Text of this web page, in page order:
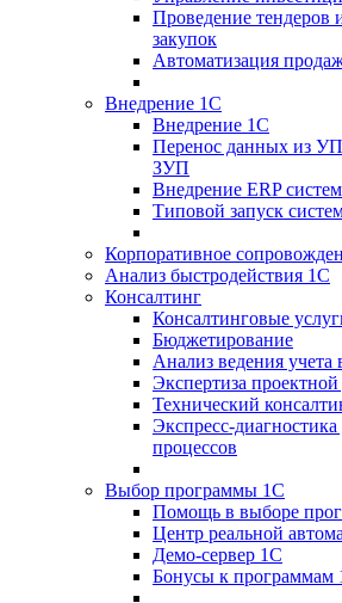
Проведение тендеров
закупок
Автоматизация
Внедрение 1С
Внедрение 1С
Перенос данных из
ЗУП
Внедрение ERP
Типовой запуск
Корпоративное
Анализ быстродействия 1С
Консалтинг
Консалтинговые
Бюджетирование
Анализ ведения учета
Экспертиза
Технический
Экспресс-
процессов
Выбор программы 1С
Помощь в выборе
Центр реальной
Демо-сервер 1С
Бонусы к программам